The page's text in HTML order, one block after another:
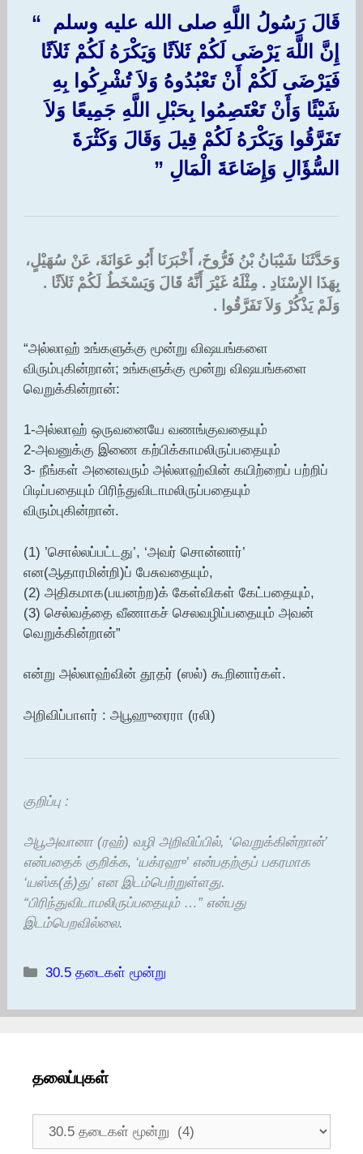
قَالَ رَسُولُ اللَّهِ صلى الله عليه وسلم ‏ “‏
إِنَّ اللَّهَ يَرْضَى لَكُمْ ثَلاَثًا وَيَكْرَهُ لَكُمْ ثَلاَثًا
فَيَرْضَى لَكُمْ أَنْ تَعْبُدُوهُ وَلاَ تُشْرِكُوا بِهِ
شَيْئًا وَأَنْ تَعْتَصِمُوا بِحَبْلِ اللَّهِ جَمِيعًا وَلاَ
تَفَرَّقُوا وَيَكْرَهُ لَكُمْ قِيلَ وَقَالَ وَكَثْرَةَ
السُّؤَالِ وَإِضَاعَةَ الْمَالِ ‏”‏
وَحَدَّثَنَا شَيْبَانُ بْنُ فَرُّوخَ، أَخْبَرَنَا أَبُو عَوَانَةَ، عَنْ سُهَيْلٍ،
بِهَذَا الإِسْنَادِ ‏.‏ مِثْلَهُ غَيْرَ أَنَّهُ قَالَ وَيَسْخَطُ لَكُمْ ثَلاَثًا ‏.‏
وَلَمْ يَذْكُرْ وَلاَ تَفَرَّقُوا ‏.‏
“அல்லாஹ் உங்களுக்கு மூன்று விஷயங்களை
விரும்புகின்றான்; உங்களுக்கு மூன்று விஷயங்களை
வெறுக்கின்றான்:
1-அல்லாஹ் ஒருவனையே வணங்குவதையும்
2-அவனுக்கு இணை கற்பிக்காமலிருப்பதையும்
3- நீங்கள் அனைவரும் அல்லாஹ்வின் கயிற்றைப் பற்றிப்
பிடிப்பதையும் பிரிந்துவிடாமலிருப்பதையும்
விரும்புகின்றான்.
(1) ’சொல்லப்பட்டது’, ‘அவர் சொன்னார்’
என(ஆதாரமின்றி)ப் பேசுவதையும்,
(2) அதிகமாக(பயனற்ற)க் கேள்விகள் கேட்பதையும்,
(3) செல்வத்தை வீணாகச் செலவழிப்பதையும் அவன்
வெறுக்கின்றான்”
என்று அல்லாஹ்வின் தூதர் (ஸல்) கூறினார்கள்.
அறிவிப்பாளர் : அபூஹுரைரா (ரலி)
குறிப்பு :
அபூஅவானா (ரஹ்) வழி அறிவிப்பில், ‘வெறுக்கின்றான்’
என்பதைக் குறிக்க‚ ‘யக்ரஹு’ என்பதற்குப் பகரமாக
‘யஸ்க(த்)து’ என இடம்பெற்றுள்ளது.
“பிரிந்துவிடாமலிருப்பதையும் …” என்பது
இடம்பெறவில்லை.
Categories
30.5 தடைகள் மூன்று
தலைப்புகள்
தலைப்புகள்